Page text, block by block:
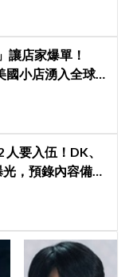
讓店家爆單！
國小店湧入全球
人要入伍！DK、
，預錄內容備齊